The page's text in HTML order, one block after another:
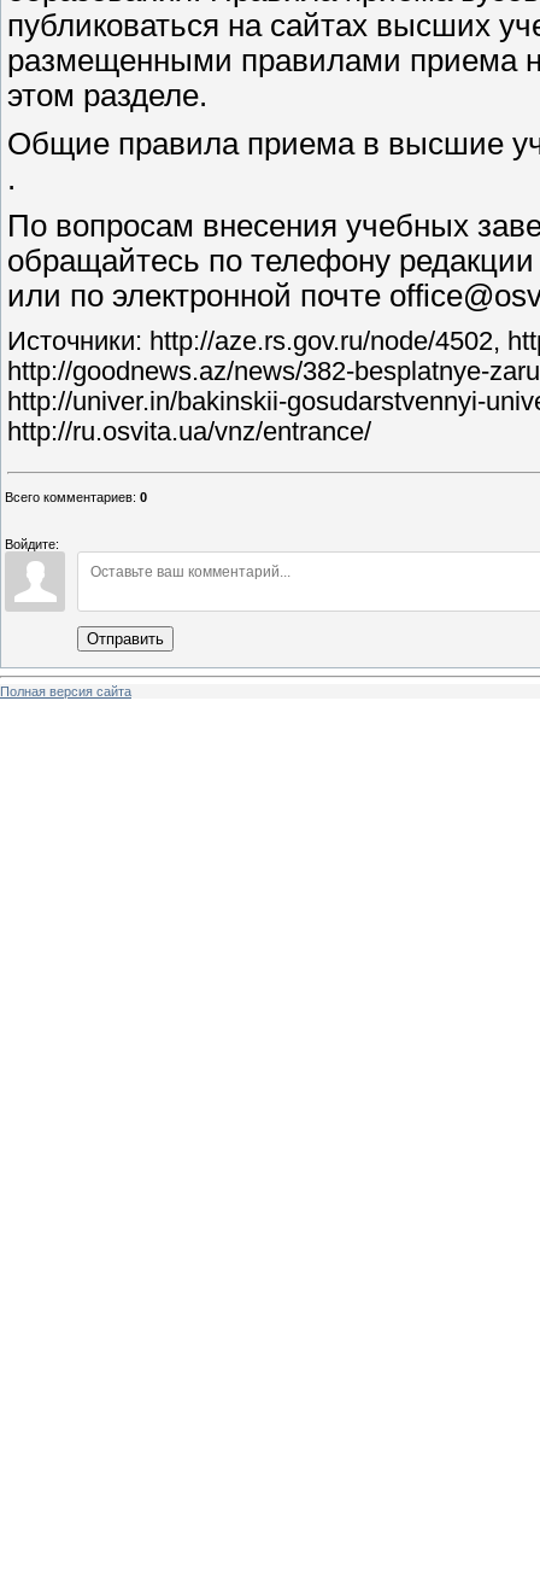
публиковаться на сайтах высших
размещенными правилами приема
этом разделе.
Общие правила приема в высшие
.
По вопросам внесения учебных
обращайтесь по телефону
или по электронной почте
Источники: http://aze.rs.gov.ru/node/4502,
http://goodnews.az/news/382-besplatnye-
http://univer.in/bakinskii-gosudarstvennyi-
http://ru.osvita.ua/vnz/entrance/
Всего комментариев: 0
Войдите:
Отправить
Полная версия сайта